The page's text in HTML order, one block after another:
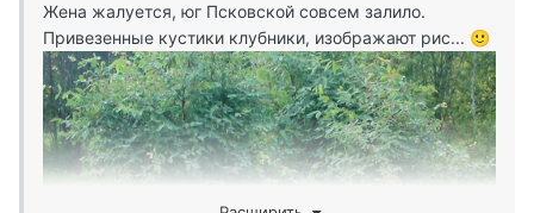
Жена жалуется, юг Псковской совсем залило.
Привезенные кустики клубники, изображают рис... 🙂